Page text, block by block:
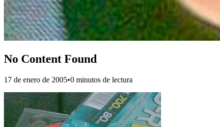
No Content Found
17 de enero de 2005•0 minutos de lectura